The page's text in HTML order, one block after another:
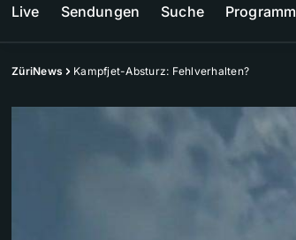
Live Sendungen Suche Programm
ZüriNews Kampfjet-Absturz: Fehlverhalten?